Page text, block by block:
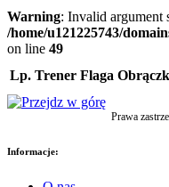
Warning: Invalid argument
/home/u121225743/
on line 49
Lp. Trener Flaga
Prawa
Informacje: